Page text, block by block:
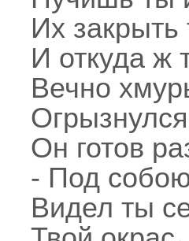
Их
И откуда ж
Вечно
Он готов
- Под
Видел ты